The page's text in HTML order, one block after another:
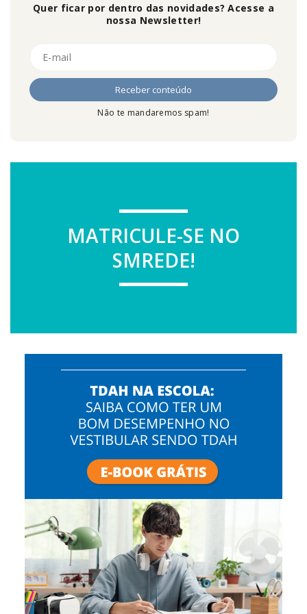
Quer ficar por dentro das novidades? Acesse a
nossa Newsletter!
Não te mandaremos spam!
MATRICULE-SE NO
SMREDE!